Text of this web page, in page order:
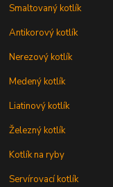
Smaltovaný kotlík
Antikorový kotlík
Nerezový kotlík
Medený kotlík
Liatinový kotlík
Železný kotlík
Kotlík na ryby
Servírovací kotlík